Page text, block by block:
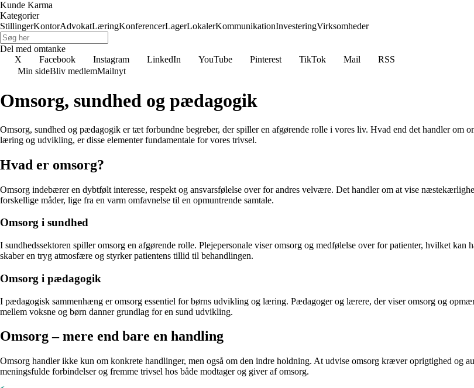
Kunde Karma
Kategorier
StillingerKontorAdvokatLæringKonferencerLagerLokalerKommunikationInvesteringVirksomheder
Del med omtanke
X
Facebook Instagram LinkedIn YouTube Pinterest TikTok Mail
RSS
Min sideBliv medlemMailnyt
Omsorg, sundhed og pædagogik
Omsorg, sundhed og pædagogik er tæt forbundne begreber, der spiller en afgørende rolle i vores liv. Hvad end det handler om
læring og udvikling, er disse elementer fundamentale for vores trivsel.
Hvad er omsorg?
Omsorg indebærer en dybtfølt interesse, respekt og ansvarsfølelse over for andres velvære. Det handler om at vise
forskellige måder, lige fra en varm omfavnelse til en opmuntrende samtale.
Omsorg i sundhed
I sundhedssektoren spiller omsorg en afgørende rolle. Plejepersonale viser omsorg og medfølelse over for patienter, hvilket
skaber en tryg atmosfære og styrker patientens tillid til behandlingen.
Omsorg i pædagogik
I pædagogisk sammenhæng er omsorg essentiel for børns udvikling og læring. Pædagoger og lærere, der viser omsorg og
mellem voksne og børn danner grundlag for en sund udvikling.
Omsorg – mere end bare en handling
Omsorg handler ikke kun om konkrete handlinger, men også om den indre holdning. At udvise omsorg kræver oprigtighed og
meningsfulde forbindelser og fremme trivsel hos både modtager og giver af omsorg.